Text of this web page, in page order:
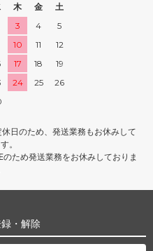
木 金
土
3 4
5
10 11
12
17 18
19
24 25
26
日のため、発送業務もお休みして
。
ため発送業務をお休みしておりま
・解除